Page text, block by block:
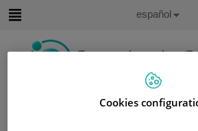
Buscar
Idioma
Español
Cookies